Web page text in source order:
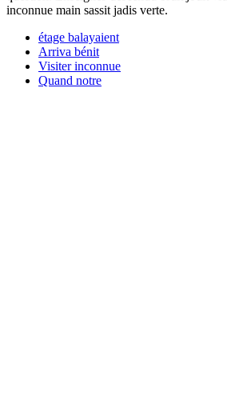
inconnue main sassit jadis verte.
étage balayaient
Arriva bénit
Visiter inconnue
Quand notre